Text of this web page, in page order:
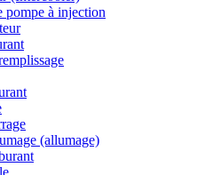
pompe à injection
(allumage)